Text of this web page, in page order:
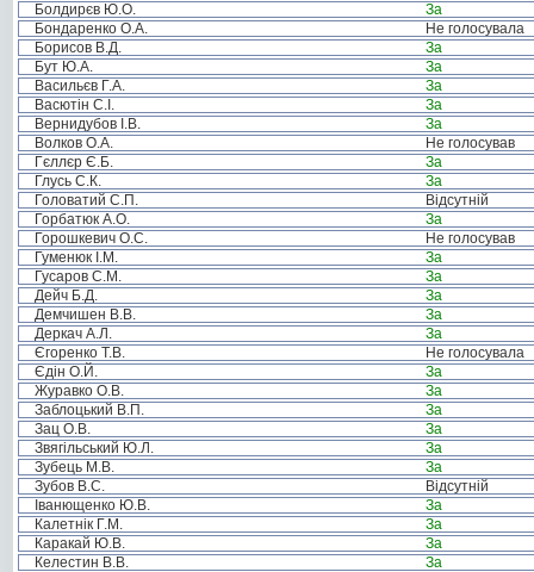
Болдирєв Ю.О.
За
Бондаренко О.А.
Не голосувала
Борисов В.Д.
За
Бут Ю.А.
За
Васильєв Г.А.
За
Васютін С.І.
За
Вернидубов І.В.
За
Волков О.А.
Не голосував
Гєллєр Є.Б.
За
Глусь С.К.
За
Головатий С.П.
Відсутній
Горбатюк А.О.
За
Горошкевич О.С.
Не голосував
Гуменюк І.М.
За
Гусаров С.М.
За
Дейч Б.Д.
За
Демчишен В.В.
За
Деркач А.Л.
За
Єгоренко Т.В.
Не голосувала
Єдін О.Й.
За
Журавко О.В.
За
Заблоцький В.П.
За
Зац О.В.
За
Звягільський Ю.Л.
За
Зубець М.В.
За
Зубов В.С.
Відсутній
Іванющенко Ю.В.
За
Калетнік Г.М.
За
Каракай Ю.В.
За
Келестин В.В.
За